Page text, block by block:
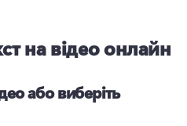
на відео онлайн
або виберіть